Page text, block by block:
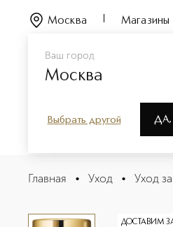
Ваш город
Москва
Выбрать другой ДА,
Москва Магазины
Purifying Pack Очищающая
Описание
Главная • Уход • Уход
ДОСТАВИМ